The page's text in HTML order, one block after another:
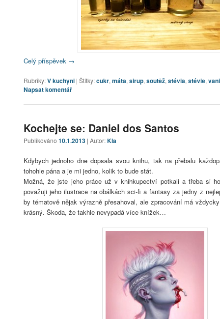
Celý příspěvek →
Rubriky:V kuchyni | Štítky:cukr, máta, sirup, soutěž, stévia, stévie,
Napsat komentář
Kochejte se: Daniel dos Santos
Publikováno 10.1.2013 | Autor:Kla
Kdybych jednoho dne dopsala svou knihu, tak na přebalu
tohohle pána a je mi jedno, kolik to bude stát.
Možná, že jste jeho práce už v knihkupectví potkali a třeba si
považuji jeho ilustrace na obálkách sci-fi a fantasy za jedny z
by tématově nějak výrazně přesahoval, ale zpracování má
krásný. Škoda, že takhle nevypadá více knížek…